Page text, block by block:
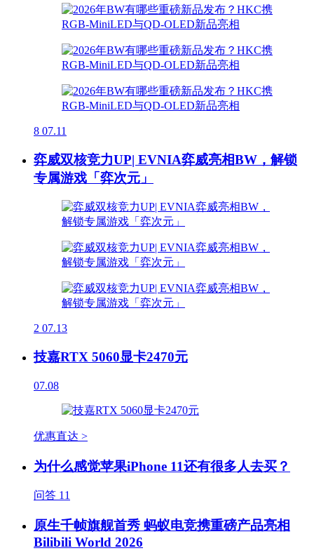
8 07.11
弈威双核竞力UP| EVNIA弈威亮相BW，解锁
专属游戏「弈次元」
2 07.13
技嘉RTX 5060显卡2470元
07.08
优惠直达 >
为什么感觉苹果iPhone 11还有很多人去买？
问答 11
原生千帧旗舰首秀 蚂蚁电竞携重磅产品亮相
Bilibili World 2026